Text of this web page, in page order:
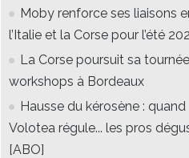
Moby renforce ses liaisons
l’Italie et la Corse pour l’été
La Corse poursuit sa
workshops à Bordeaux
Hausse du kérosène : quand
Volotea régule... les pros
[ABO]